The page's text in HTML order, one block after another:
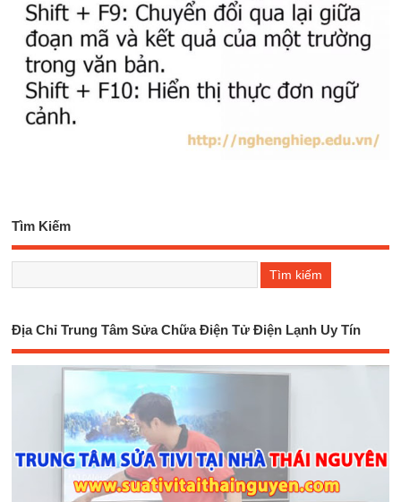
Tìm Kiếm
Địa Chỉ Trung Tâm Sửa Chữa Điện Tử Điện Lạnh Uy Tín